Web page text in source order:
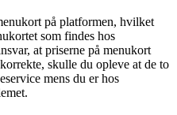
på platformen, hvilket
som findes hos
at priserne på menukort
skulle du opleve at de to
mens du er hos